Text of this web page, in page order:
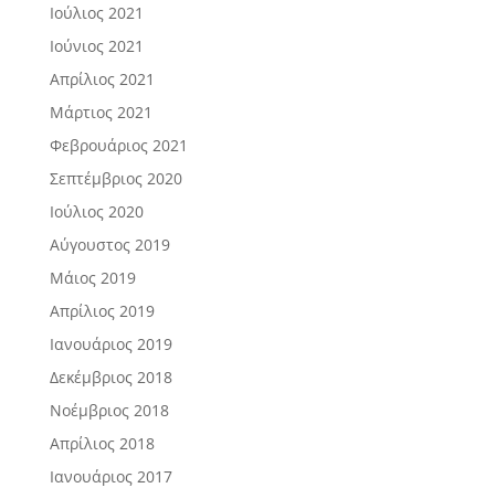
Ιούλιος 2021
Ιούνιος 2021
Απρίλιος 2021
Μάρτιος 2021
Φεβρουάριος 2021
Σεπτέμβριος 2020
Ιούλιος 2020
Αύγουστος 2019
Μάιος 2019
Απρίλιος 2019
Ιανουάριος 2019
Δεκέμβριος 2018
Νοέμβριος 2018
Απρίλιος 2018
Ιανουάριος 2017